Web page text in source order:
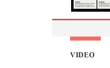
VIDEO